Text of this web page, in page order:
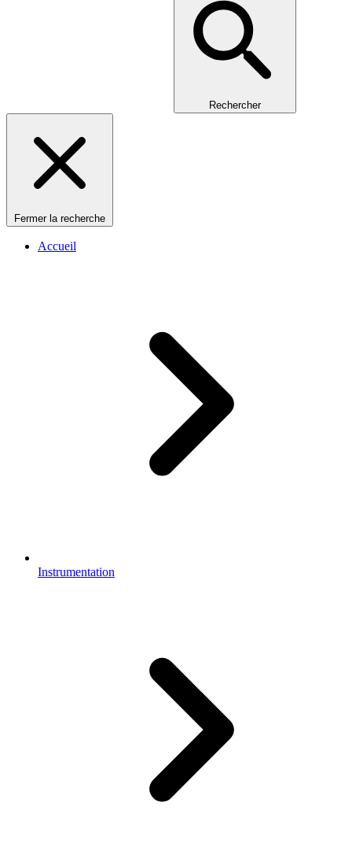
Rechercher
Fermer la recherche
Accueil
Instrumentation